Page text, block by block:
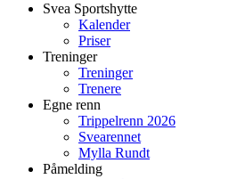
Svea Sportshytte
Kalender
Priser
Treninger
Treninger
Trenere
Egne renn
Trippelrenn 2026
Svearennet
Mylla Rundt
Påmelding